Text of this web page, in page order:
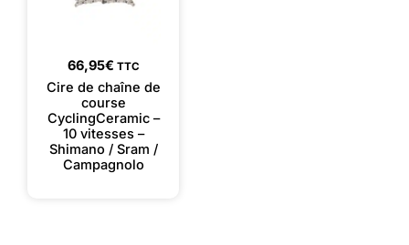
66,95€ TTC
Cire de chaîne de
course
CyclingCeramic –
10 vitesses –
Shimano / Sram /
Campagnolo